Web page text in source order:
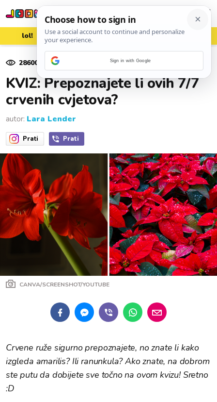
lol! aww vrh! woot?!
28600 pregleda
KVIZ: Prepoznajete li ovih 7/7
crvenih cvjetova?
autor: Lara Lender
Prati Prati
CANVA/SCREENSHOT/YOUTUBE
Crvene ruže sigurno prepoznajete, no znate li kako
izgleda amarilis? Ili ranunkula? Ako znate, na dobrom
ste putu da dobijete sve točno na ovom kvizu! Sretno
:D
Sign in with Google